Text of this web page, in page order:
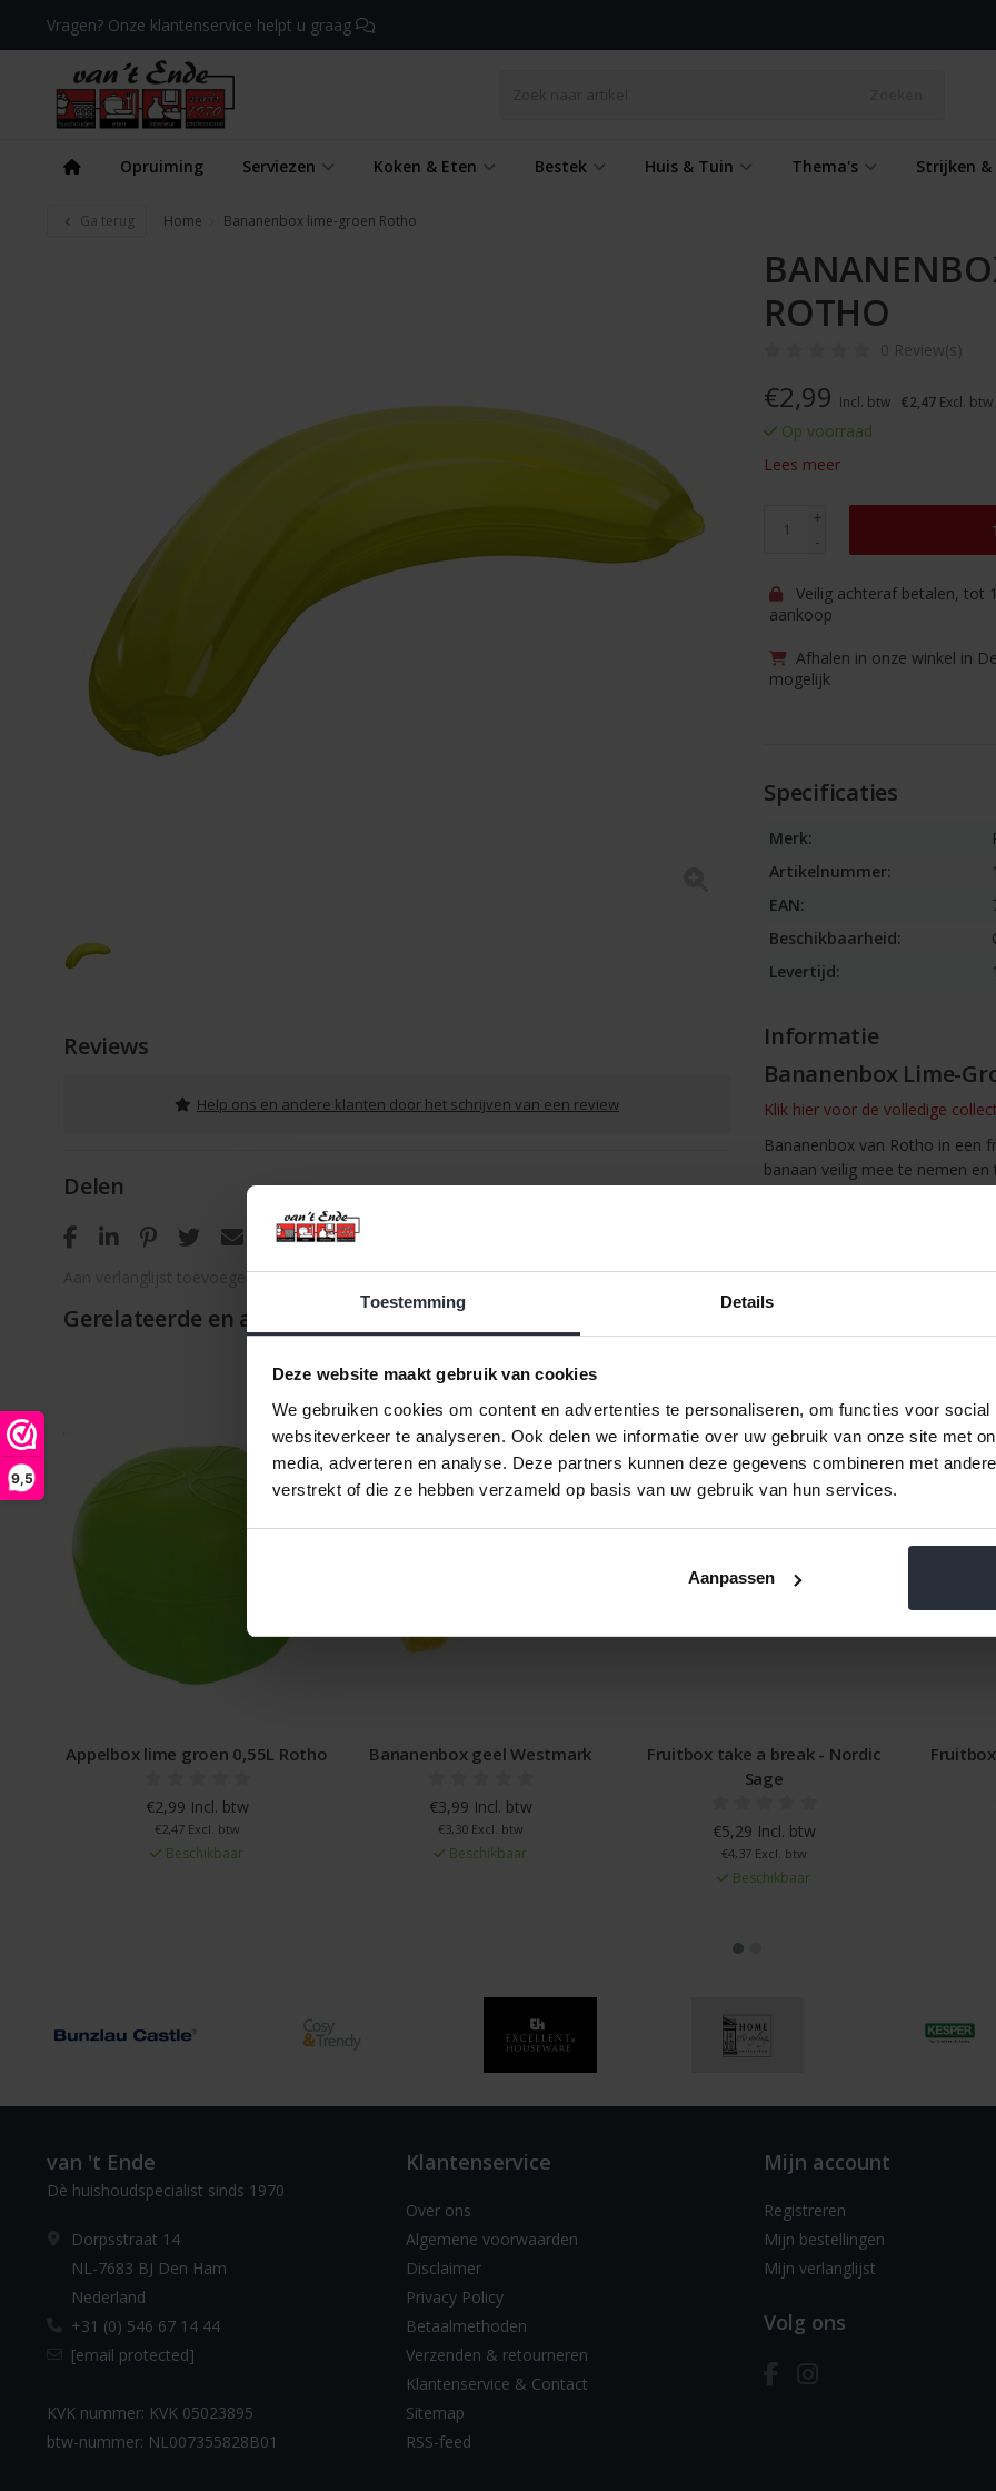
Toestemming Details
Deze website maakt gebruik van cookies
We gebruiken cookies om content en advertenties te personaliseren, om functies voor social
websiteverkeer te analyseren. Ook delen we informatie over uw gebruik van onze site met
media, adverteren en analyse. Deze partners kunnen deze gegevens combineren met
verstrekt of die ze hebben verzameld op basis van uw gebruik van hun services.
Aanpassen
9,5
Vragen? Onze klantenservice helpt u graag
Opruiming Serviezen Koken & Eten Bestek Huis & Tuin Thema's Strijken &
Ga terug Home Bananenbox lime-groen Rotho
Reviews
Help ons en andere klanten door het schrijven van een review
Delen
Aan verlanglijst toevoegen / Toevoegen om te vergelijken / Afdrukken
ROTHO
0 Review(s)
€2,99 Incl. btw €2,47 Excl. btw
Op voorraad
Lees meer
+
-
Veilig achteraf betalen, tot
aankoop
Afhalen in onze winkel in
mogelijk
Specificaties
Merk:
Artikelnummer:
EAN:
Beschikbaarheid:
Levertijd:
Informatie
Bananenbox Lime-
Klik hier voor de volledige
Bananenbox van Rotho in een
banaan veilig mee te nemen
Met een formaat van 24,5 x
past hij makkelijk in een tas.
Gerelateerde en alternatieve producten
lime groen 0,55L Rotho Bananenbox geel Westmark
Fruitbox take a break - Nordic
Fruitbox take a break -
van 't Ende
Dè huishoudspecialist sinds 1970
Dorpsstraat 14
NL-7683 BJ Den Ham
Nederland
+31 (0) 546 67 14 44
[email protected]
KVK nummer: KVK 05023895
btw-nummer: NL007355828B01
Klantenservice
Over ons
Algemene voorwaarden
Disclaimer
Privacy Policy
Betaalmethoden
Verzenden & retourneren
Klantenservice & Contact
Sitemap
RSS-feed
Mijn account
Registreren
Mijn bestellingen
Mijn verlanglijst
Volg ons